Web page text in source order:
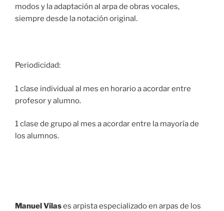
modos y la adaptación al arpa de obras vocales,
siempre desde la notación original.
Periodicidad:
1 clase individual al mes en horario a acordar entre
profesor y alumno.
1 clase de grupo al mes a acordar entre la mayoría de
los alumnos.
Manuel Vilases arpista especializado en arpas de los